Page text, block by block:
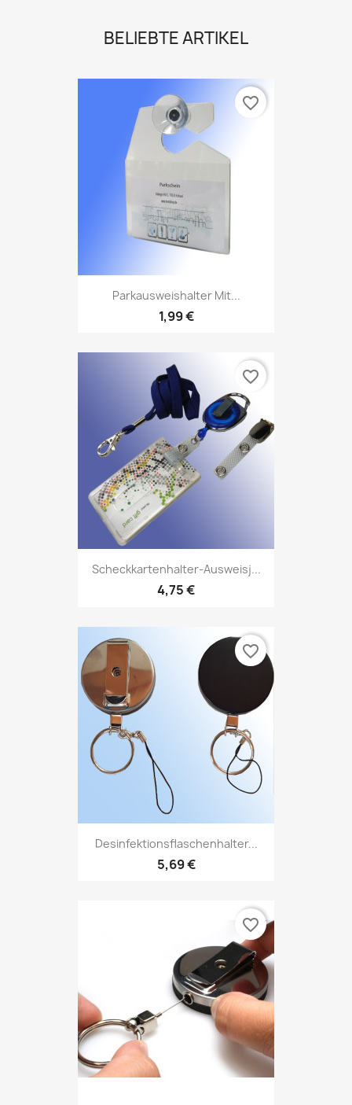
BELIEBTE ARTIKEL
Parkausweishalter Mit...
1,99 €
favorite_border
Scheckkartenhalter-Ausweisj...
4,75 €
favorite_border
Desinfektionsflaschenhalter...
5,69 €
favorite_border
favorite_border